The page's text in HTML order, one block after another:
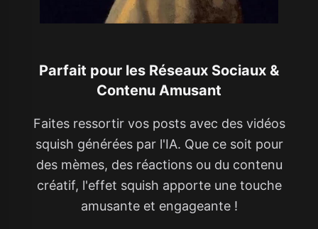
Parfait pour les Réseaux Sociaux &
Contenu Amusant
Faites ressortir vos posts avec des vidéos
squish générées par l'IA. Que ce soit pour
des mèmes, des réactions ou du contenu
créatif, l'effet squish apporte une touche
amusante et engageante !